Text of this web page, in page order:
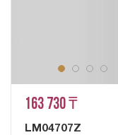
163 730 ₸
LM04707Z